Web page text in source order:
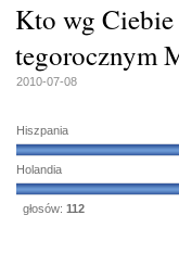
Kto wg Ciebie
tegorocznym
2010-07-08
Hiszpania
Holandia
głosów: 112